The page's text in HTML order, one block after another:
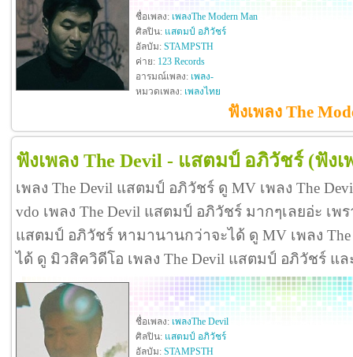
ชื่อเพลง: เพลงThe Modern Man
ศิลปิน: แสตมป์ อภิวัชร์
อัลบัม: STAMPSTH
ค่าย: 123 Records
อารมณ์เพลง: เพลง-
หมวดเพลง: เพลงไทย
ฟังเพลง The
ฟังเพลง The Devil - แสตมป์ อภิวัชร์ (ฟังเ
เพลง The Devil แสตมป์ อภิวัชร์ ดู MV เพลง The
vdo เพลง The Devil แสตมป์ อภิวัชร์ มากๆเลยอ่ะ เพ
แสตมป์ อภิวัชร์ หามานานกว่าจะได้ ดู MV เพลง
ได้ ดู มิวสิควิดีโอ เพลง The Devil แสตมป์ อภิวัชร์ แ
ชื่อเพลง: เพลงThe Devil
ศิลปิน: แสตมป์ อภิวัชร์
อัลบัม: STAMPSTH